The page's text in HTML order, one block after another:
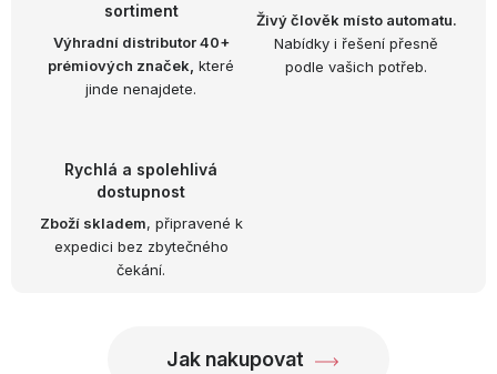
PODLE TYPU PROVOZU
Jak nakupovat Kontakty
sortiment
Výhradní distributor 40+
prémiových značek, které
jinde nenajdete.
Živý člověk místo automatu.
Nabídky i řešení přesně
podle vašich potřeb.
Rychlá a spolehlivá
dostupnost
Zboží skladem, připravené k
expedici bez zbytečného
čekání.
Jak nakupovat